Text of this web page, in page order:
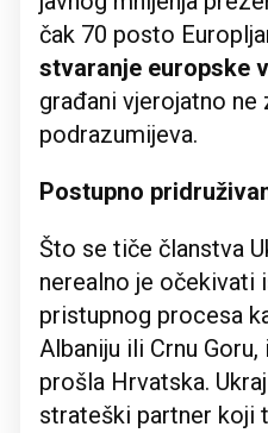
čak 70 posto
stvaranje europske
građani vjerojatno ne
podrazumijeva.
Postupno
Što se tiče članstva
nerealno je očekivati
pristupnog procesa
Albaniju ili Crnu
prošla Hrvatska.
strateški partner koji